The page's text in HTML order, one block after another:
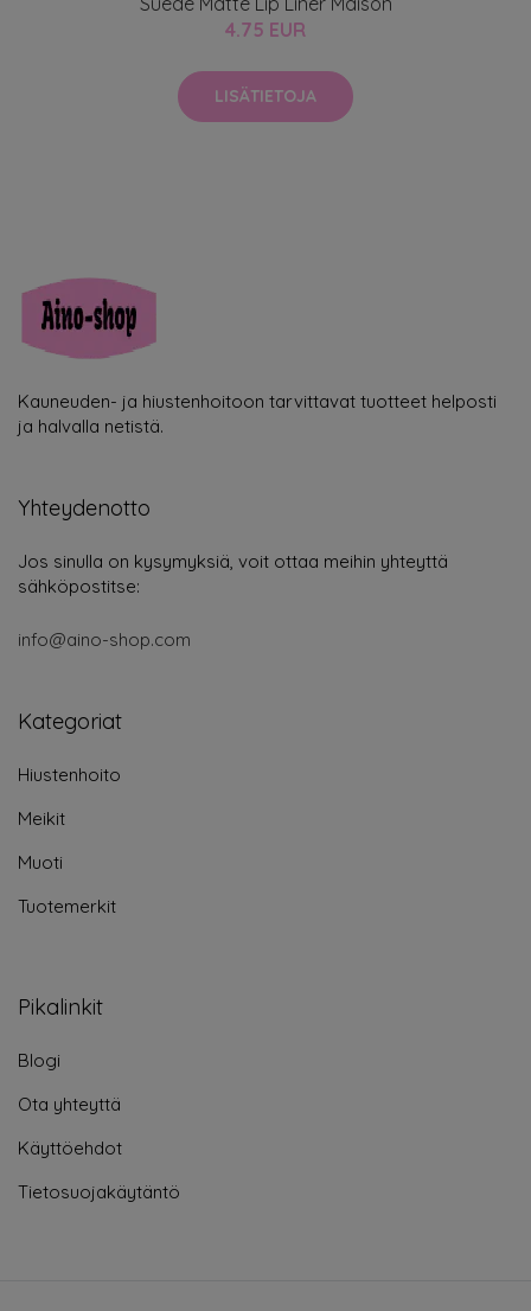
4.75 EUR
LISÄTIETOJA
Kauneuden- ja hiustenhoitoon tarvittavat tuotteet helposti
ja halvalla netistä.
Yhteydenotto
Jos sinulla on kysymyksiä, voit ottaa meihin yhteyttä
sähköpostitse:
info@aino-shop.com
Kategoriat
Hiustenhoito
Meikit
Muoti
Tuotemerkit
Pikalinkit
Blogi
Ota yhteyttä
Käyttöehdot
Tietosuojakäytäntö